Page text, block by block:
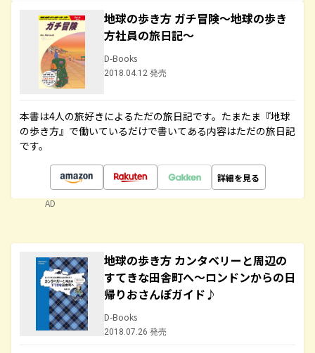
地球の歩き方 ガチ冒険～地球の歩き
方社員の旅日記～
D-Books
2018.04.12 発売
本書は4人の旅好きによるただの旅日記です。たまたま『地球
の歩き方』で働いているだけで書いてある内容はただの旅日記
です。
詳細を見る
AD
地球の歩き方 カンタベリーと周辺の
すてきな田舎町へ～ロンドンからの日
帰りおさんぽガイド♪
D-Books
2018.07.26 発売